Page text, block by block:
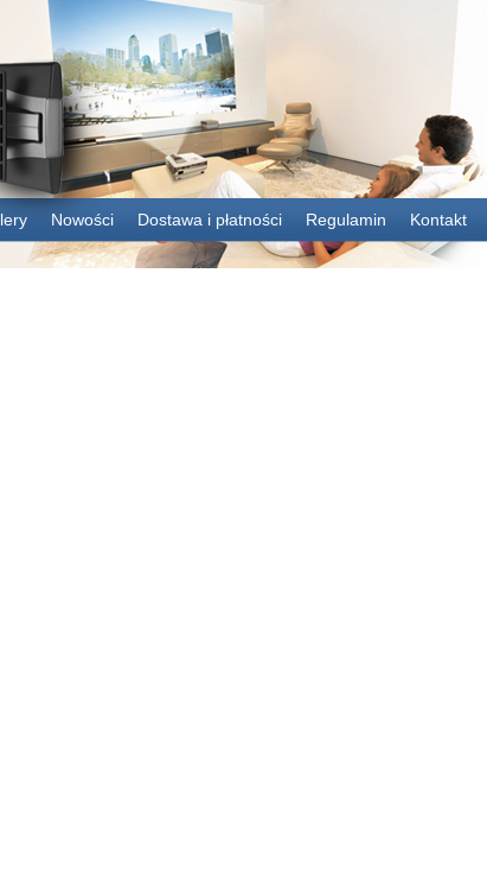
Nowości Dostawa i płatności Regulamin Kontakt